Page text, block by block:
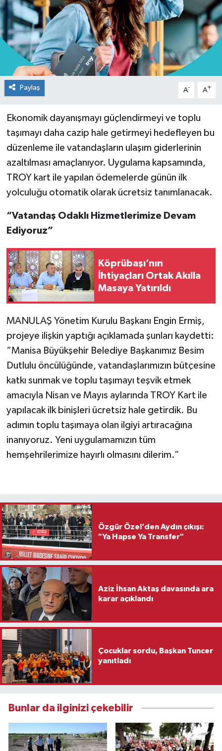
Paylaş A- A+
Ekonomik dayanışmayı güçlendirmeyi ve toplu
taşımayı daha cazip hale getirmeyi hedefleyen bu
düzenleme ile vatandaşların ulaşım giderlerinin
azaltılması amaçlanıyor. Uygulama kapsamında,
TROY kart ile yapılan ödemelerde günün ilk
yolculuğu otomatik olarak ücretsiz tanımlanacak.
“Vatandaş Odaklı Hizmetlerimize Devam
Ediyoruz”
Köprübaşı’nın
İhtiyaçları Ortak Akılla
Masaya Yatırıldı
MANULAŞ Yönetim Kurulu Başkanı Engin Ermiş,
projeye ilişkin yaptığı açıklamada şunları kaydetti:
“Manisa Büyükşehir Belediye Başkanımız Besim
Dutlulu öncülüğünde, vatandaşlarımızın bütçesine
katkı sunmak ve toplu taşımayı teşvik etmek
amacıyla Nisan ve Mayıs aylarında TROY Kart ile
yapılacak ilk binişleri ücretsiz hale getirdik. Bu
adımın toplu taşımaya olan ilgiyi artıracağına
inanıyoruz. Yeni uygulamamızın tüm
hemşehrilerimize hayırlı olmasını dilerim.”
Özgür Özel’den Aydın çıkışı:
"Ya Hapse Ya Transfer"
Aziz İhsan Aktaş davasında ara
karar açıklandı
Çocuklar sordu, Başkan Tuncer
yanıtladı
Bunlar da ilginizi çekebilir